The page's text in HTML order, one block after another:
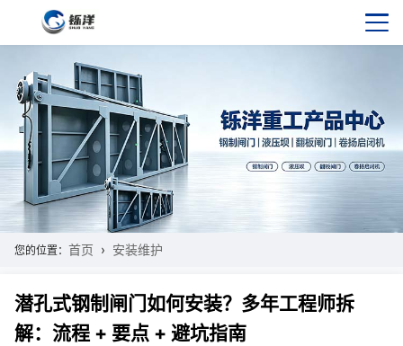
您的位置： 首页 安装维护
潜孔式钢制闸门如何安装？多年工程师拆
解：流程 + 要点 + 避坑指南